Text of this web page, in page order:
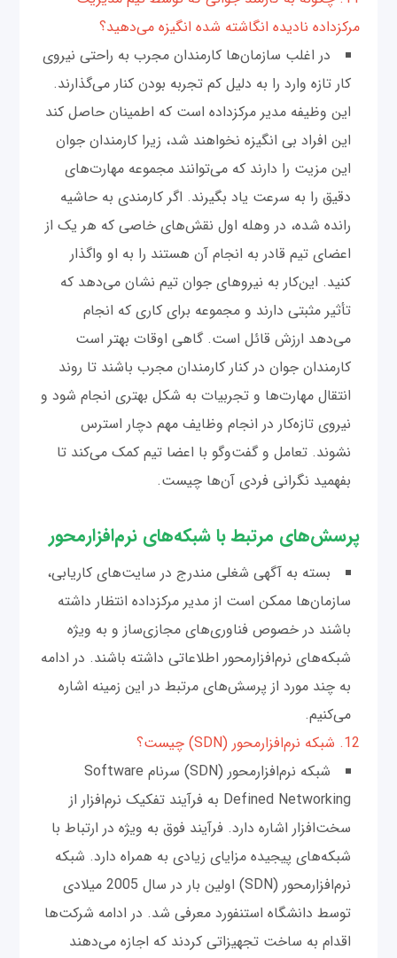
مرکز‌داده نادیده انگاشته شده انگیزه می‌دهید؟
در اغلب سازمان‌ها کارمندان مجرب به راحتی نیروی
کار تازه وارد را به دلیل کم تجربه بودن کنار می‌گذارند.
این وظیفه مدیر مرکز‌داده است که اطمینان حاصل کند
این افراد بی انگیزه نخواهند شد، زیرا کارمندان جوان
این مزیت را دارند که می‌توانند مجموعه مهارت‌های
دقیق را به سرعت یاد بگیرند. اگر کارمندی به حاشیه
رانده شده، در وهله اول نقش‌های خاصی که هر یک از
اعضای تیم قادر به انجام آن هستند را به او واگذار
کنید. این‌کار به نیروهای جوان تیم نشان می‌دهد که
تأثیر مثبتی دارند و مجموعه برای کاری که انجام
می‌دهد ارزش قائل است. گاهی اوقات بهتر است
کارمندان جوان در کنار کارمندان مجرب باشند تا روند
انتقال مهارت‌ها و تجربیات به شکل بهتری انجام شود و
نیروی تازه‌کار در انجام وظایف مهم دچار استرس
نشوند. تعامل و گفت‌وگو با اعضا تیم کمک می‌کند تا
بفهمید نگرانی فردی آن‌ها چیست.
پرسش‌های مرتبط با شبکه‌های نرم‌افزار‌محور
بسته به آگهی شغلی مندرج در سایت‌های کاریابی،
سازمان‌ها ممکن است از مدیر مرکز‌داده انتظار داشته
باشند در خصوص فناوری‌های مجازی‌ساز و به ویژه
شبکه‌های نرم‌افزارمحور اطلاعاتی داشته باشند. در ادامه
به چند مورد از پرسش‌های مرتبط در این زمینه اشاره
می‌کنیم.
12. شبکه نرم‌افزار‌محور (SDN) چیست؟
شبکه نرم‌افزارمحور (SDN) سرنام Software
Defined Networking به فرآیند تفکیک نرم‌افزار از
سخت‌افزار اشاره دارد. فرآیند فوق به ویژه در ارتباط با
شبکه‌های پیجیده مزایای زیادی به همراه دارد. شبکه
نرم‌افزار‌محور (SDN) اولین بار در سال 2005 میلادی
توسط دانشگاه استنفورد معرفی شد. در ادامه شرکت‌ها
اقدام به ساخت تجهیزاتی کردند که اجازه می‌دهند